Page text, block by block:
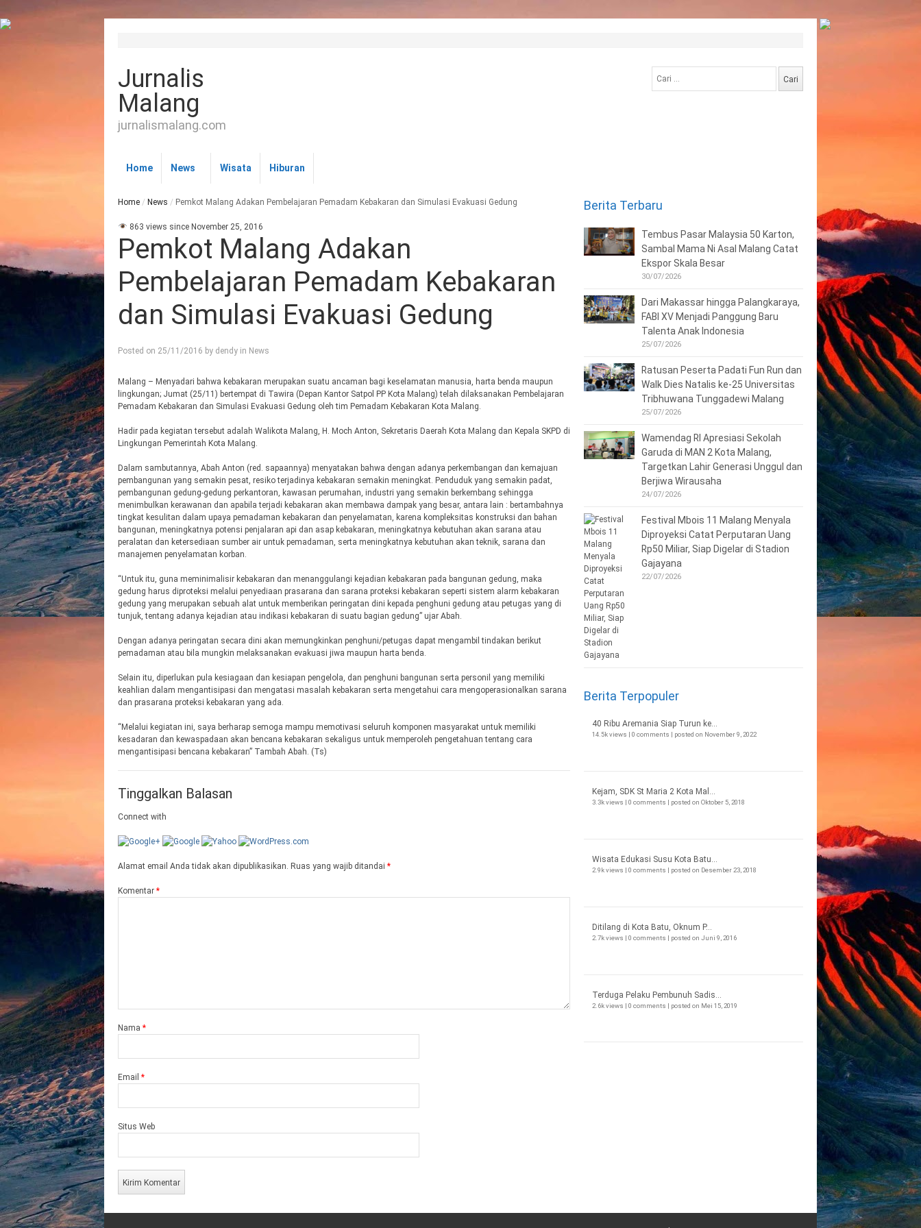
Jurnalis
Malang
jurnalismalang.com
untuk:
Home News Wisata Hiburan
Home / News / Pemkot Malang Adakan Pembelajaran Pemadam Kebakaran dan Simulasi Evakuasi Gedung
863 views since November 25, 2016
Pemkot Malang Adakan
Pembelajaran Pemadam Kebakaran
dan Simulasi Evakuasi Gedung
Posted on 25/11/2016 by dendy in News
Malang – Menyadari bahwa kebakaran merupakan suatu ancaman bagi keselamatan manusia, harta benda maupun
lingkungan; Jumat (25/11) bertempat di Tawira (Depan Kantor Satpol PP Kota Malang) telah dilaksanakan Pembelajaran
Pemadam Kebakaran dan Simulasi Evakuasi Gedung oleh tim Pemadam Kebakaran Kota Malang.
Hadir pada kegiatan tersebut adalah Walikota Malang, H. Moch Anton, Sekretaris Daerah Kota Malang dan Kepala SKPD di
Lingkungan Pemerintah Kota Malang.
Dalam sambutannya, Abah Anton (red. sapaannya) menyatakan bahwa dengan adanya perkembangan dan kemajuan
pembangunan yang semakin pesat, resiko terjadinya kebakaran semakin meningkat. Penduduk yang semakin padat,
pembangunan gedung-gedung perkantoran, kawasan perumahan, industri yang semakin berkembang sehingga
menimbulkan kerawanan dan apabila terjadi kebakaran akan membawa dampak yang besar, antara lain : bertambahnya
tingkat kesulitan dalam upaya pemadaman kebakaran dan penyelamatan, karena kompleksitas konstruksi dan bahan
bangunan, meningkatnya potensi penjalaran api dan asap kebakaran, meningkatnya kebutuhan akan sarana atau
peralatan dan ketersediaan sumber air untuk pemadaman, serta meningkatnya kebutuhan akan teknik, sarana dan
manajemen penyelamatan korban.
“Untuk itu, guna meminimalisir kebakaran dan menanggulangi kejadian kebakaran pada bangunan gedung, maka
gedung harus diproteksi melalui penyediaan prasarana dan sarana proteksi kebakaran seperti sistem alarm kebakaran
gedung yang merupakan sebuah alat untuk memberikan peringatan dini kepada penghuni gedung atau petugas yang di
tunjuk, tentang adanya kejadian atau indikasi kebakaran di suatu bagian gedung” ujar Abah.
Dengan adanya peringatan secara dini akan memungkinkan penghuni/petugas dapat mengambil tindakan berikut
pemadaman atau bila mungkin melaksanakan evakuasi jiwa maupun harta benda.
Selain itu, diperlukan pula kesiagaan dan kesiapan pengelola, dan penghuni bangunan serta personil yang memiliki
keahlian dalam mengantisipasi dan mengatasi masalah kebakaran serta mengetahui cara mengoperasionalkan sarana
dan prasarana proteksi kebakaran yang ada.
“Melalui kegiatan ini, saya berharap semoga mampu memotivasi seluruh komponen masyarakat untuk memiliki
kesadaran dan kewaspadaan akan bencana kebakaran sekaligus untuk memperoleh pengetahuan tentang cara
mengantisipasi bencana kebakaran” Tambah Abah. (Ts)
Tinggalkan Balasan
Connect with
Alamat email Anda tidak akan dipublikasikan. Ruas yang wajib ditandai *
Komentar *
Nama *
Email *
Situs Web
Berita Terbaru
Tembus Pasar Malaysia 50 Karton,
Sambal Mama Ni Asal Malang Catat
Ekspor Skala Besar
30/07/2026
Dari Makassar hingga Palangkaraya,
FABI XV Menjadi Panggung Baru
Talenta Anak Indonesia
25/07/2026
Ratusan Peserta Padati Fun Run dan
Walk Dies Natalis ke-25 Universitas
Tribhuwana Tunggadewi Malang
25/07/2026
Wamendag RI Apresiasi Sekolah
Garuda di MAN 2 Kota Malang,
Targetkan Lahir Generasi Unggul dan
Berjiwa Wirausaha
24/07/2026
Festival Mbois 11 Malang Menyala
Diproyeksi Catat Perputaran Uang
Rp50 Miliar, Siap Digelar di Stadion
Gajayana
22/07/2026
Berita Terpopuler
40 Ribu Aremania Siap Turun ke...
14.5k views | 0 comments | posted on November 9, 2022
Kejam, SDK St Maria 2 Kota Mal...
3.3k views | 0 comments | posted on Oktober 5, 2018
Wisata Edukasi Susu Kota Batu...
2.9k views | 0 comments | posted on Desember 23, 2018
Ditilang di Kota Batu, Oknum P...
2.7k views | 0 comments | posted on Juni 9, 2016
Terduga Pelaku Pembunuh Sadis...
2.6k views | 0 comments | posted on Mei 15, 2019